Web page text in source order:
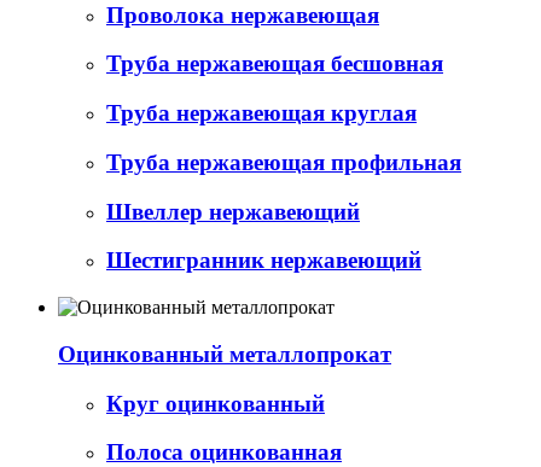
Проволока нержавеющая
Труба нержавеющая бесшовная
Труба нержавеющая круглая
Труба нержавеющая профильная
Швеллер нержавеющий
Шестигранник нержавеющий
Оцинкованный металлопрокат
Круг оцинкованный
Полоса оцинкованная